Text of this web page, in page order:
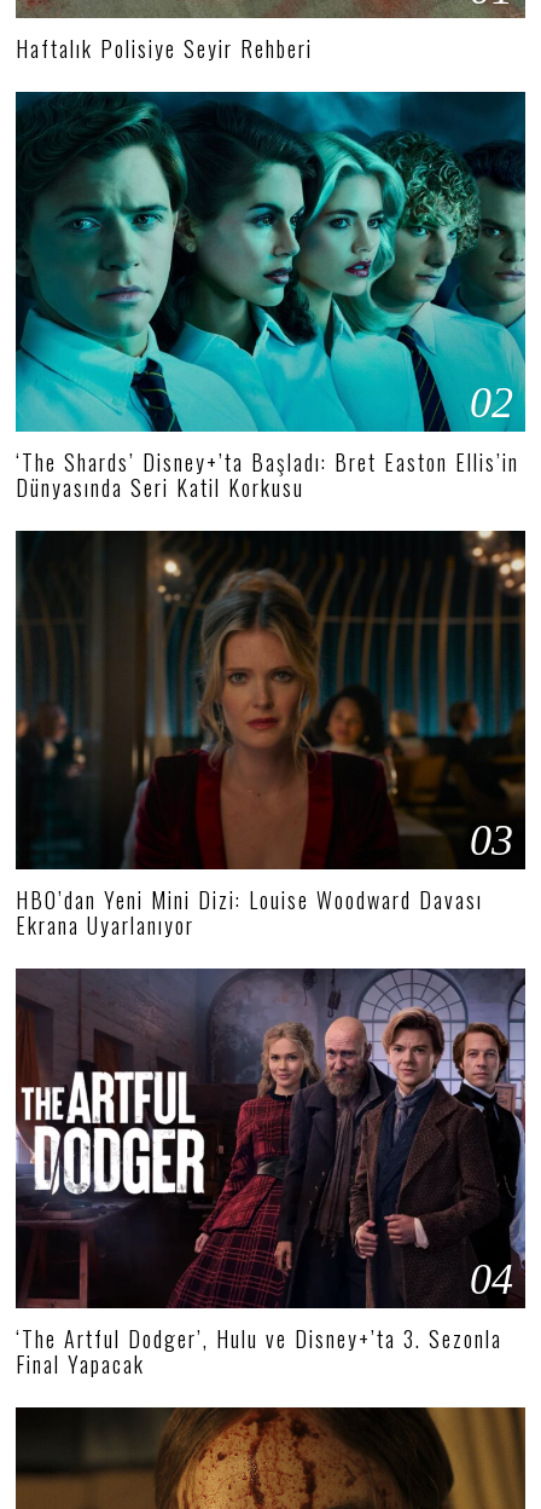
Haftalık Polisiye Seyir Rehberi
02
‘The Shards’ Disney+’ta Başladı: Bret Easton Ellis’in
Dünyasında Seri Katil Korkusu
03
HBO’dan Yeni Mini Dizi: Louise Woodward Davası
Ekrana Uyarlanıyor
04
‘The Artful Dodger’, Hulu ve Disney+’ta 3. Sezonla
Final Yapacak